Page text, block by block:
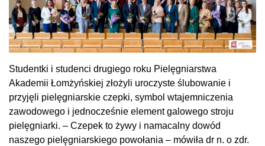
Studentki i studenci drugiego roku Pielęgniarstwa
Akademii Łomżyńskiej złożyli uroczyste ślubowanie i
przyjęli pielęgniarskie czepki, symbol wtajemniczenia
zawodowego i jednocześnie element galowego stroju
pielęgniarki. – Czepek to żywy i namacalny dowód
naszego pielęgniarskiego powołania – mówiła dr n. o zdr.